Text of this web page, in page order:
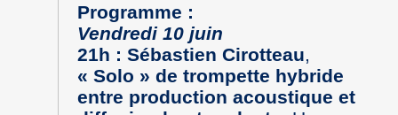
Programme :
Vendredi 10 juin
21h : Sébastien Cirotteau,
« Solo » de trompette hybride
entre production acoustique et